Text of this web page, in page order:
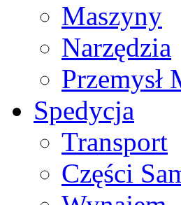
Maszyny
Narzędzia
Przemysł
Spedycja
Transport
Części